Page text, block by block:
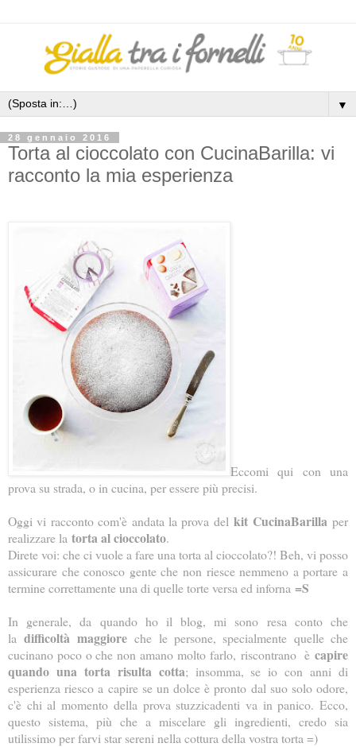
▼
28 gennaio 2016
Torta al cioccolato con CucinaBarilla: vi
racconto la mia esperienza
Eccomi qui con una
prova su strada, o in cucina, per essere più precisi.
Oggi vi racconto com'è andata la prova delkit CucinaBarilla per
realizzare la torta al cioccolato.
Direte voi: che ci vuole a fare una torta al cioccolato?! Beh, vi posso
assicurare che conosco gente che non riesce nemmeno a portare a
termine correttamente una di quelle torte versa ed inforna =S
In generale, da quando ho il blog, mi sono resa conto che
ladifficoltà maggioreche le persone, specialmente quelle che
cucinano poco o che non amano molto farlo, riscontranoècapire
quando una torta risulta cotta; insomma, se io con anni di
esperienza riesco a capire se un dolce è pronto dal suo solo odore,
c'è chi al momento della prova stuzzicadenti va in panico. Ecco,
questo sistema, più che a miscelare gli ingredienti, credo sia
utilissimo per farvi star sereni nella cottura della vostra torta =)